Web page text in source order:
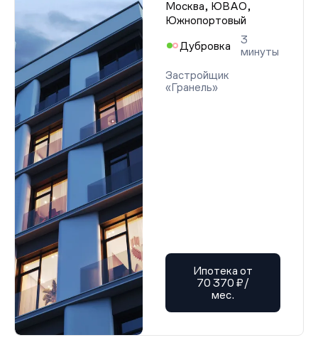
Москва, ЮВАО,
Южнопортовый
Дубровка
3
минуты
Застройщик
«Гранель»
Ипотека от
70 370 ₽/
мес.